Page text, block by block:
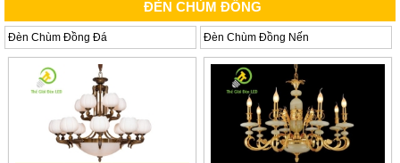
ĐÈN CHÙM ĐỒNG
Đèn Chùm Đồng Đá Đèn Chùm Đồng Nến